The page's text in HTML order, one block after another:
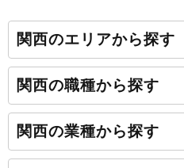
関西のエリアから探す
関西の職種から探す
関西の業種から探す